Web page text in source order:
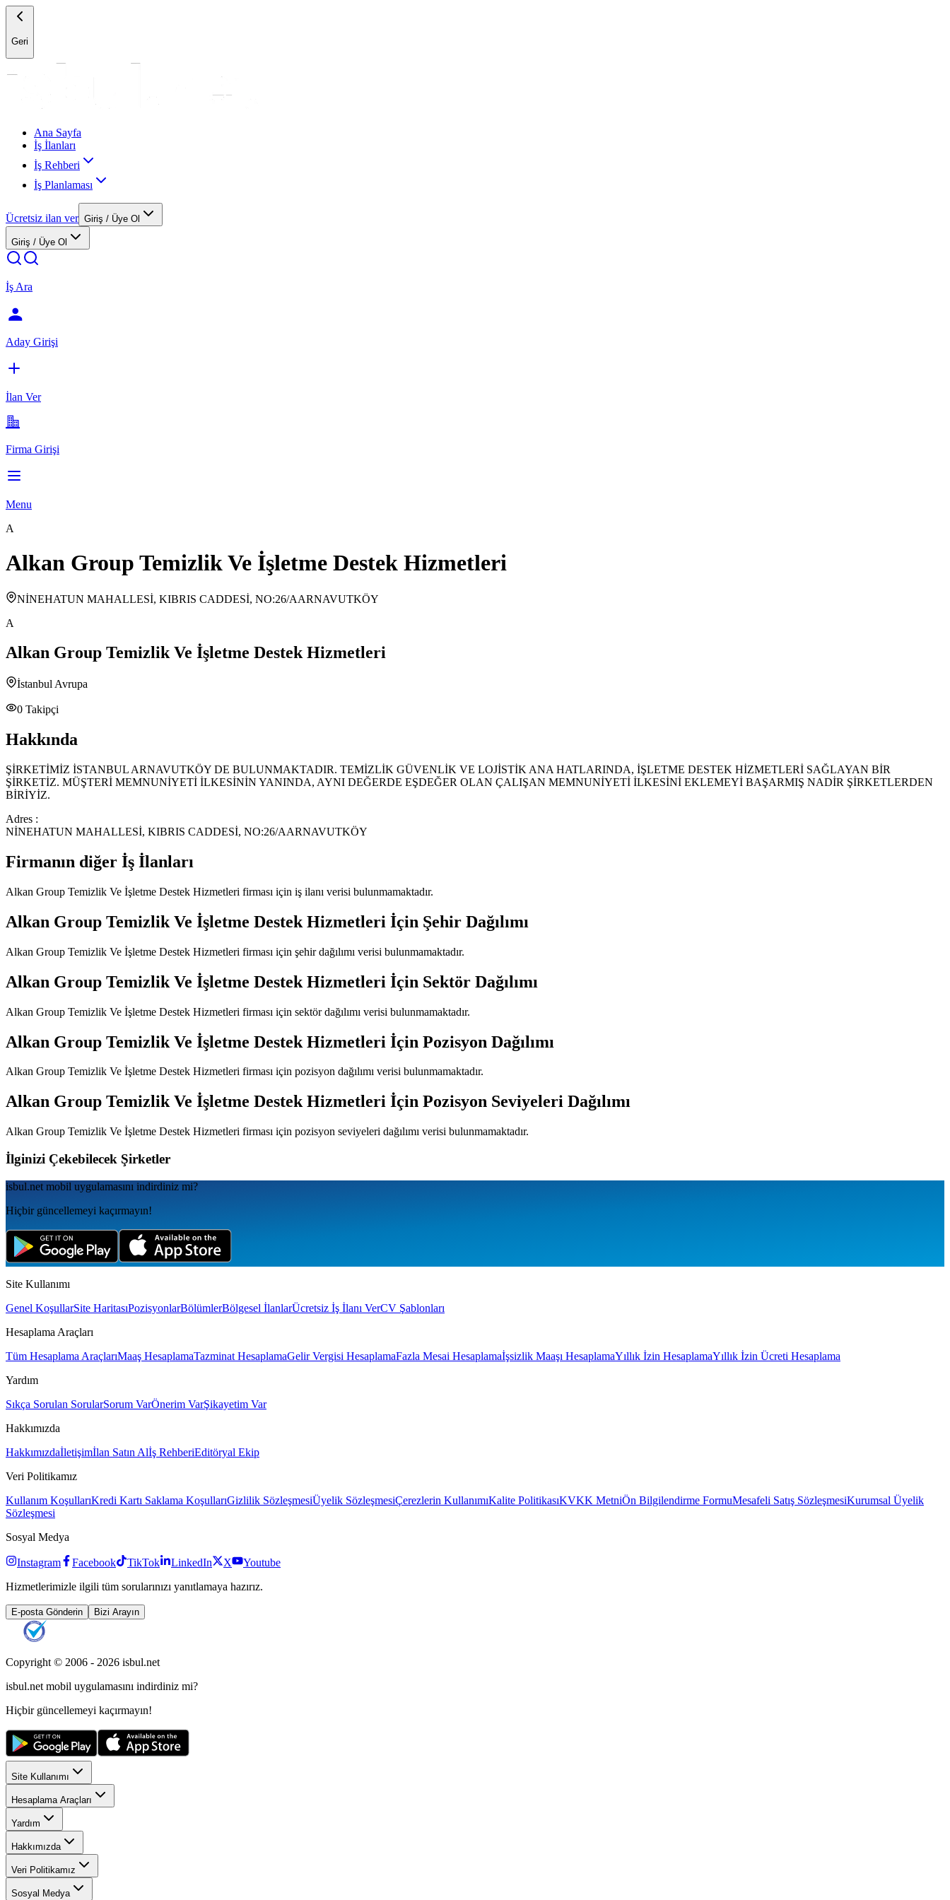
Geri
Ana Sayfa
İş İlanları
İş Rehberi
İş Planlaması
Ücretsiz ilan ver Giriş / Üye Ol
Giriş / Üye Ol
İş Ara
Aday Girişi
İlan Ver
Firma Girişi
Menu
A
Alkan Group Temizlik Ve İşletme Destek Hizmetleri
NİNEHATUN MAHALLESİ, KIBRIS CADDESİ, NO:26/AARNAVUTKÖY
A
Alkan Group Temizlik Ve İşletme Destek Hizmetleri
İstanbul Avrupa
0 Takipçi
Hakkında
ŞİRKETİMİZ İSTANBUL ARNAVUTKÖY DE BULUNMAKTADIR. TEMİZLİK GÜVENLİK VE LOJİSTİK ANA HATLARINDA, İŞLETME DESTEK HİZMETLERİ SAĞLAYAN BİR
ŞİRKETİZ. MÜŞTERİ MEMNUNİYETİ İLKESİNİN YANINDA, AYNI DEĞERDE EŞDEĞER OLAN ÇALIŞAN MEMNUNİYETİ İLKESİNİ EKLEMEYİ BAŞARMIŞ NADİR ŞİRKETLERDEN
BİRİYİZ.
Adres :
NİNEHATUN MAHALLESİ, KIBRIS CADDESİ, NO:26/AARNAVUTKÖY
Firmanın diğer İş İlanları
Alkan Group Temizlik Ve İşletme Destek Hizmetleri firması için iş ilanı verisi bulunmamaktadır.
Alkan Group Temizlik Ve İşletme Destek Hizmetleri İçin Şehir Dağılımı
Alkan Group Temizlik Ve İşletme Destek Hizmetleri firması için şehir dağılımı verisi bulunmamaktadır.
Alkan Group Temizlik Ve İşletme Destek Hizmetleri İçin Sektör Dağılımı
Alkan Group Temizlik Ve İşletme Destek Hizmetleri firması için sektör dağılımı verisi bulunmamaktadır.
Alkan Group Temizlik Ve İşletme Destek Hizmetleri İçin Pozisyon Dağılımı
Alkan Group Temizlik Ve İşletme Destek Hizmetleri firması için pozisyon dağılımı verisi bulunmamaktadır.
Alkan Group Temizlik Ve İşletme Destek Hizmetleri İçin Pozisyon Seviyeleri Dağılımı
Alkan Group Temizlik Ve İşletme Destek Hizmetleri firması için pozisyon seviyeleri dağılımı verisi bulunmamaktadır.
İlginizi Çekebilecek Şirketler
isbul.net mobil uygulamаsını indirdiniz mi?
Hiçbir güncellemeyi kaçırmayın!
Site Kullanımı
Genel KoşullarSite HaritasıPozisyonlarBölümlerBölgesel İlanlarÜcretsiz İş İlanı VerCV Şablonları
Hesaplama Araçları
Tüm Hesaplama AraçlarıMaaş HesaplamaTazminat HesaplamaGelir Vergisi HesaplamaFazla Mesai Hesaplamaİşsizlik Maaşı HesaplamaYıllık İzin HesaplamaYıllık İzin Ücreti Hesaplama
Yardım
Sıkça Sorulan SorularSorum VarÖnerim VarŞikayetim Var
Hakkımızda
Hakkımızdaİletişimİlan Satın Alİş RehberiEditöryal Ekip
Veri Politikamız
Kullanım KoşullarıKredi Kartı Saklama KoşullarıGizlilik SözleşmesiÜyelik SözleşmesiÇerezlerin KullanımıKalite PolitikasıKVKK MetniÖn Bilgilendirme FormuMesafeli Satış SözleşmesiKurumsal Üyelik
Sözleşmesi
Sosyal Medya
Instagram Facebook TikTok LinkedIn X
Youtube
Hizmetlerimizle ilgili tüm sorularınızı yanıtlamaya hazırız.
E-posta Gönderin Bizi Arayın
Copyright © 2006 - 2026 isbul.net
isbul.net mobil uygulamasını indirdiniz mi?
Hiçbir güncellemeyi kaçırmayın!
Site Kullanımı
Hesaplama Araçları
Yardım
Hakkımızda
Veri Politikamız
Sosyal Medya